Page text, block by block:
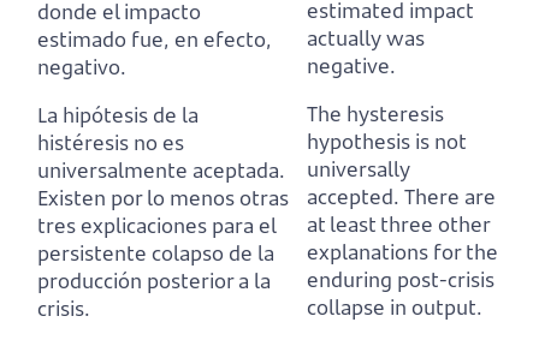
donde el impacto
estimado fue, en efecto,
negativo.
La hipótesis de la
histéresis no es
universalmente aceptada.
Existen por lo menos otras
tres explicaciones para el
persistente colapso de la
producción posterior a la
crisis.
estimated impact
actually was
negative.
The hysteresis
hypothesis is not
universally
accepted. There are
at least three other
explanations for the
enduring post-crisis
collapse in output.